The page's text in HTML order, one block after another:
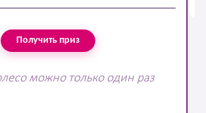
Получить приз
можно только один раз